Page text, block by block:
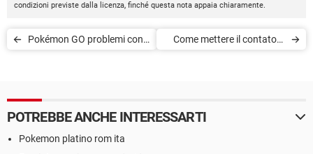
condizioni previste dalla licenza, finché questa nota appaia chiaramente.
Pokémon GO problemi con
Come mettere il contatore
POTREBBE ANCHE INTERESSARTI
Pokemon platino rom ita